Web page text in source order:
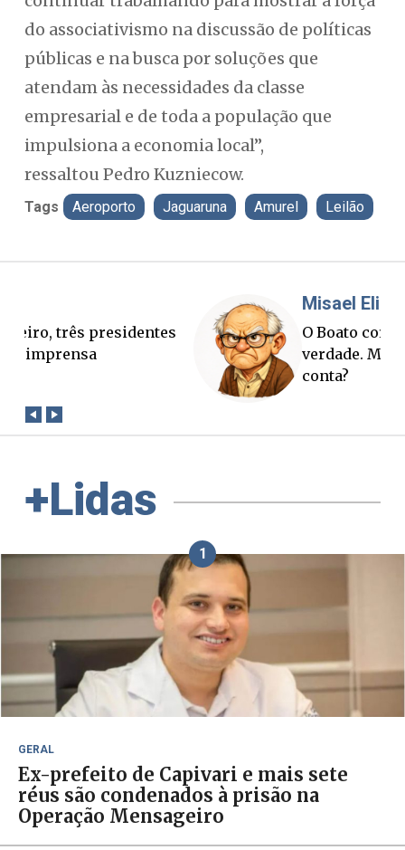
do associativismo na discussão de políticas
públicas e na busca por soluções que
atendam às necessidades da classe
empresarial e de toda a população que
impulsiona a economia local”,
ressaltou Pedro Kuzniecow.
Tags Aeroporto Jaguaruna Amurel Leilão
O Boato corre mais rápido que a
verdade. Mas quem paga a
+Lidas
1
GERAL
Ex-prefeito de Capivari e mais sete
réus são condenados à prisão na
Operação Mensageiro